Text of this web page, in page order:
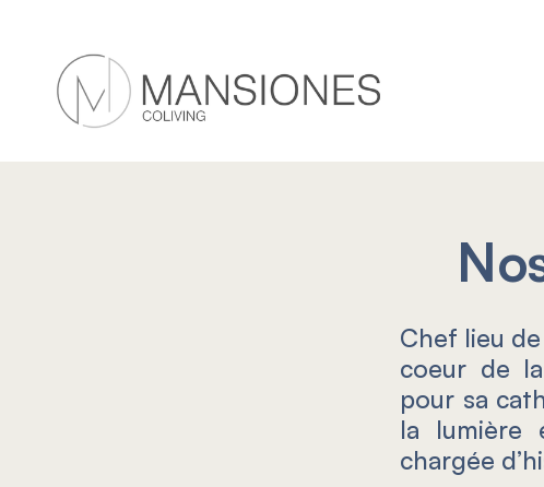
Chef lieu
coeur de
pour sa
la lumière
chargée